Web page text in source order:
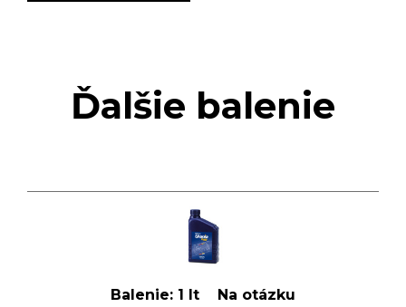
Ďalšie balenie
Balenie: 1 lt Na otázku